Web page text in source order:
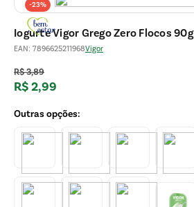
-23%
Iogurte Vigor Grego Zero Flocos 90g
EAN: 7896625211968Vigor
R$3,89
R$2,99